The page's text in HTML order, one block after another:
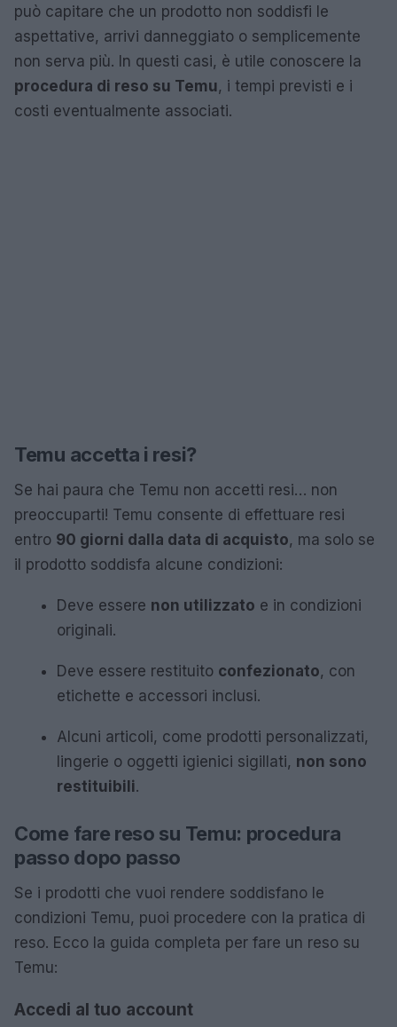
può capitare che un prodotto non soddisfi le
aspettative, arrivi danneggiato o semplicemente
non serva più. In questi casi, è utile conoscere la
procedura di reso su Temu, i tempi previsti e i
costi eventualmente associati.
Temu accetta i resi?
Se hai paura che Temu non accetti resi… non
preoccuparti! Temu consente di effettuare resi
entro 90 giorni dalla data di acquisto, ma solo se
il prodotto soddisfa alcune condizioni:
Deve essere non utilizzato e in condizioni
originali.
Deve essere restituito confezionato, con
etichette e accessori inclusi.
Alcuni articoli, come prodotti personalizzati,
lingerie o oggetti igienici sigillati, non sono
restituibili.
Come fare reso su Temu: procedura
passo dopo passo
Se i prodotti che vuoi rendere soddisfano le
condizioni Temu, puoi procedere con la pratica di
reso. Ecco la guida completa per fare un reso su
Temu:
Accedi al tuo account